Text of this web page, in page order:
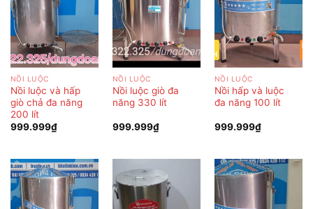
NỒI LUỘC
Nồi luộc và hấp
giò chả đa năng
200 lít
999.999₫
NỒI LUỘC
Nồi luộc giò đa
năng 330 lít
999.999₫
NỒI LUỘC
Nồi hấp và luộc
đa năng 100 lít
999.999₫